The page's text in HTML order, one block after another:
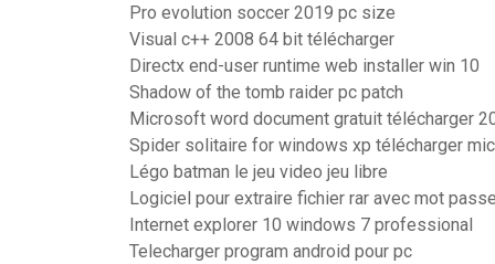
Pro evolution soccer 2019 pc size
Visual c++ 2008 64 bit télécharger
Directx end-user runtime web installer win 10
Shadow of the tomb raider pc patch
Microsoft word document gratuit télécharger
Spider solitaire for windows xp télécharger
Légo batman le jeu video jeu libre
Logiciel pour extraire fichier rar avec mot passe
Internet explorer 10 windows 7 professional
Telecharger program android pour pc